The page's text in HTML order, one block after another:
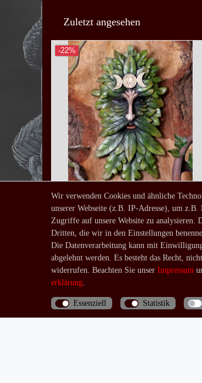
Zuletzt angesehen
-22%
Wandrelief Ardan Green Man
UVP 44,90 € 34,90 €
*inkl. ges. MwSt.zzgl.
Versandkosten
Wir verwenden Cookies und ähnliche
unserer Webseite (z.B. IP-Adresse), um
Zugriffe auf unsere Website zu analysieren.
Dritten, die wir in den Einstellungen
Die Datenverarbeitung kann mit
abgelehnt werden. Es besteht das Recht,
widerrufen. Beachten Sie unser Impressum
erklärung.
Essenziell Statistik